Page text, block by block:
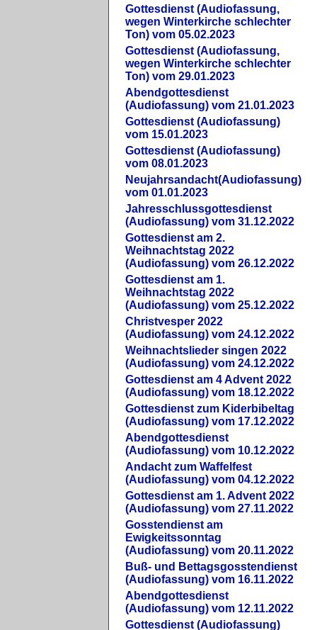
Gottesdienst (Audiofassung,
wegen Winterkirche schlechter
Ton) vom 05.02.2023
Gottesdienst (Audiofassung,
wegen Winterkirche schlechter
Ton) vom 29.01.2023
Abendgottesdienst
(Audiofassung) vom 21.01.2023
Gottesdienst (Audiofassung)
vom 15.01.2023
Gottesdienst (Audiofassung)
vom 08.01.2023
Neujahrsandacht(Audiofassung)
vom 01.01.2023
Jahresschlussgottesdienst
(Audiofassung) vom 31.12.2022
Gottesdienst am 2.
Weihnachtstag 2022
(Audiofassung) vom 26.12.2022
Gottesdienst am 1.
Weihnachtstag 2022
(Audiofassung) vom 25.12.2022
Christvesper 2022
(Audiofassung) vom 24.12.2022
Weihnachtslieder singen 2022
(Audiofassung) vom 24.12.2022
Gottesdienst am 4 Advent 2022
(Audiofassung) vom 18.12.2022
Gottesdienst zum Kiderbibeltag
(Audiofassung) vom 17.12.2022
Abendgottesdienst
(Audiofassung) vom 10.12.2022
Andacht zum Waffelfest
(Audiofassung) vom 04.12.2022
Gottesdienst am 1. Advent 2022
(Audiofassung) vom 27.11.2022
Gosstendienst am
Ewigkeitssonntag
(Audiofassung) vom 20.11.2022
Buß- und Bettagsgosstendienst
(Audiofassung) vom 16.11.2022
Abendgottesdienst
(Audiofassung) vom 12.11.2022
Gottesdienst (Audiofassung)